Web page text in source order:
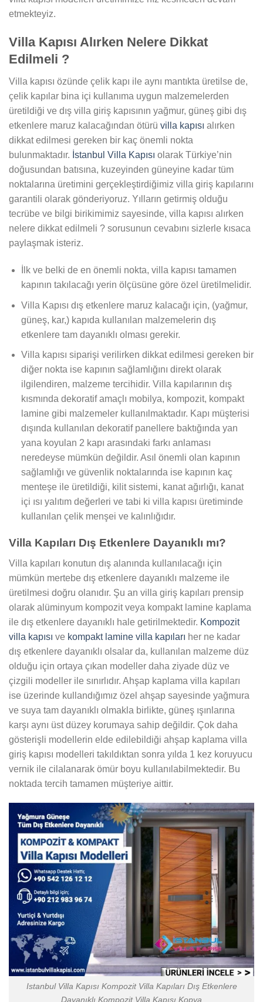
etmekteyiz.
Villa Kapısı Alırken Nelere Dikkat
Edilmeli ?
Villa kapısı özünde çelik kapı ile aynı mantıkta üretilse de,
çelik kapılar bina içi kullanıma uygun malzemelerden
üretildiği ve dış villa giriş kapısının yağmur, güneş gibi dış
etkenlere maruz kalacağından ötürü villa kapısı alırken
dikkat edilmesi gereken bir kaç önemli nokta
bulunmaktadır. İstanbul Villa Kapısı olarak Türkiye’nin
doğusundan batısına, kuzeyinden güneyine kadar tüm
noktalarına üretimini gerçekleştirdiğimiz villa giriş kapılarını
garantili olarak gönderiyoruz. Yılların getirmiş olduğu
tecrübe ve bilgi birikimimiz sayesinde, villa kapısı alırken
nelere dikkat edilmeli ? sorusunun cevabını sizlerle kısaca
paylaşmak isteriz.
İlk ve belki de en önemli nokta, villa kapısı tamamen
kapının takılacağı yerin ölçüsüne göre özel üretilmelidir.
Villa Kapısı dış etkenlere maruz kalacağı için, (yağmur,
güneş, kar,) kapıda kullanılan malzemelerin dış
etkenlere tam dayanıklı olması gerekir.
Villa kapısı siparişi verilirken dikkat edilmesi gereken bir
diğer nokta ise kapının sağlamlığını direkt olarak
ilgilendiren, malzeme tercihidir. Villa kapılarının dış
kısmında dekoratif amaçlı mobilya, kompozit, kompakt
lamine gibi malzemeler kullanılmaktadır. Kapı müşterisi
dışında kullanılan dekoratif panellere baktığında yan
yana koyulan 2 kapı arasındaki farkı anlaması
neredeyse mümkün değildir. Asıl önemli olan kapının
sağlamlığı ve güvenlik noktalarında ise kapının kaç
menteşe ile üretildiği, kilit sistemi, kanat ağırlığı, kanat
içi ısı yalıtım değerleri ve tabi ki villa kapısı üretiminde
kullanılan çelik menşei ve kalınlığıdır.
Villa Kapıları Dış Etkenlere Dayanıklı mı?
Villa kapıları konutun dış alanında kullanılacağı için
mümkün mertebe dış etkenlere dayanıklı malzeme ile
üretilmesi doğru olanıdır. Şu an villa giriş kapıları prensip
olarak alüminyum kompozit veya kompakt lamine kaplama
ile dış etkenlere dayanıklı hale getirilmektedir. Kompozit
villa kapısı ve kompakt lamine villa kapıları her ne kadar
dış etkenlere dayanıklı olsalar da, kullanılan malzeme düz
olduğu için ortaya çıkan modeller daha ziyade düz ve
çizgili modeller ile sınırlıdır. Ahşap kaplama villa kapıları
ise üzerinde kullandığımız özel ahşap sayesinde yağmura
ve suya tam dayanıklı olmakla birlikte, güneş ışınlarına
karşı aynı üst düzey korumaya sahip değildir. Çok daha
gösterişli modellerin elde edilebildiği ahşap kaplama villa
giriş kapısı modelleri takıldıktan sonra yılda 1 kez koruyucu
vernik ile cilalanarak ömür boyu kullanılabilmektedir. Bu
noktada tercih tamamen müşteriye aittir.
Istanbul Villa Kapısı Kompozit Villa Kapıları Dış Etkenlere
Dayanıklı Kompozit Villa Kapısı Kopya